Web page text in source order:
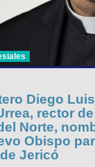
Diego Luis
rector
Norte,
Obispo
Jericó